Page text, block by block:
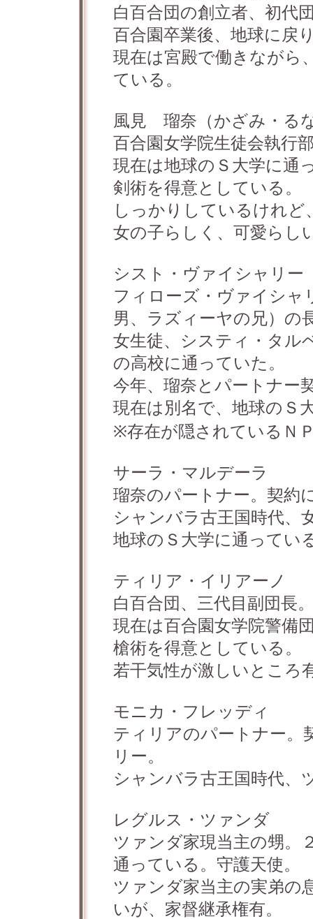
白百合団の創立者、初代
百合園卒業後、地球に戻
現在は宮殿で働きながら
ている。
風見 瑠奈（かざみ・る
百合園女学院生徒会執行
現在は地球のＳ大学に通
剣術を得意としている。
しっかりしているけれ
女の子らしく、可愛らし
シスト・ヴァイシャリー
フィローズ・ヴァイシャ
男、ラズィーヤの兄）の
女生徒、システィ・タル
の高校に通っていた。
今年、瑠奈とパートナー
現在は別名で、地球のＳ
※存在が隠されているＮ
サーラ・マルデーラ
瑠奈のパートナー。契約
シャンバラ古王国時代、
地球のＳ大学に通ってい
ティリア・イリアーノ
白百合団、三代目副団長
現在は百合園女学院警備
槍術を得意としている。
若干気性が激しいところ
モニカ・フレッディ
ティリアのパートナー。
リー。
シャンバラ古王国時代、
レグルス・ツァンダ
ツァンダ家現当主の甥。
通っている。守護天使。
ツァンダ家当主の実弟の
いが、家督継承権有。